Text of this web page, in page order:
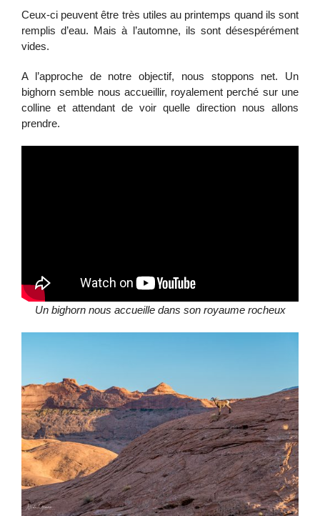
Ceux-ci peuvent être très utiles au printemps quand ils sont
remplis d’eau. Mais à l’automne, ils sont désespérément
vides.
A l’approche de notre objectif, nous stoppons net. Un
bighorn semble nous accueillir, royalement perché sur une
colline et attendant de voir quelle direction nous allons
prendre.
Un bighorn nous accueille dans son royaume rocheux